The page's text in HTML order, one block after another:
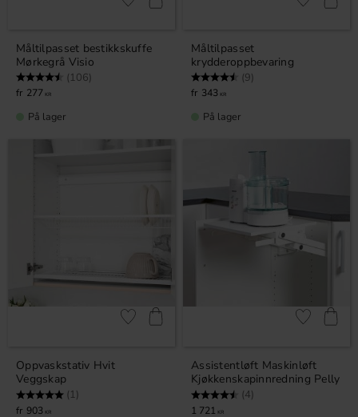
Måltilpasset bestikkskuffe
Mørkegrå Visio
Karakter: (106)
277 KR
Lagre som favoritt
På lager
Måltilpasset
krydderoppbevaring
Karakter: (9)
343 KR
Lagre som
På lager
Oppvaskstativ Hvit
Veggskap
Karakter: (1)
903 KR
Lagre som favoritt
Assistentløft Maskinløft
Kjøkkenskapinnredning Pelly
Karakter: (4)
1 721 KR
Lagre som